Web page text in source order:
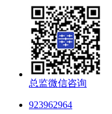
总监微信咨询
923962964